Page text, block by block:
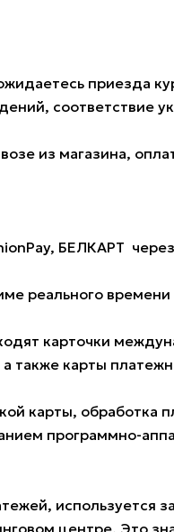
приезда
соответствие
из магазина,
БЕЛКАРТ
реального
карточки
также карты
карты,
программно-